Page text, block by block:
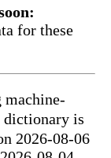
for these
machine-
dictionary is
2026-08-06